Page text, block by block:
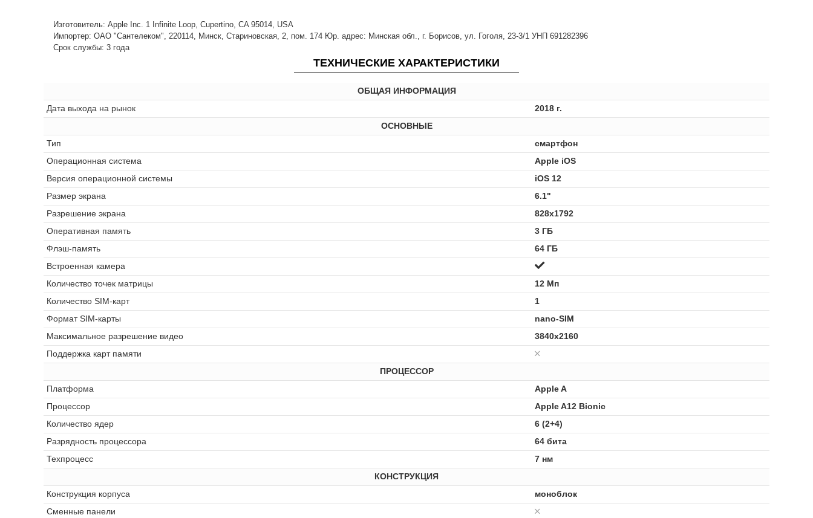
Изготовитель: Apple Inc. 1 Infinite Loop, Cupertino, CA 95014, USA
Импортер: ОАО "Сантелеком", 220114, Минск, Стариновская, 2, пом. 174 Юр. адрес: Минская обл., г. Борисов, ул. Гоголя, 23-3/1 УНП 691282396
Срок службы: 3 года
ТЕХНИЧЕСКИЕ ХАРАКТЕРИСТИКИ
ОБЩАЯ ИНФОРМАЦИЯ
Дата выхода на рынок
2018 г.
ОСНОВНЫЕ
Тип
смартфон
Операционная система
Apple iOS
Версия операционной системы
iOS 12
Размер экрана
6.1"
Разрешение экрана
828x1792
Оперативная память
3 ГБ
Флэш-память
64 ГБ
Встроенная камера
Количество точек матрицы
12 Мп
Количество SIM-карт
1
Формат SIM-карты
nano-SIM
Максимальное разрешение видео
3840x2160
Поддержка карт памяти
ПРОЦЕССОР
Платформа
Apple A
Процессор
Apple A12 Bionic
Количество ядер
6 (2+4)
Разрядность процессора
64 бита
Техпроцесс
7 нм
КОНСТРУКЦИЯ
Конструкция корпуса
моноблок
Сменные панели